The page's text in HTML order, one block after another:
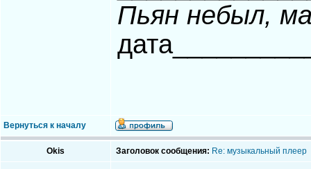
Пьян небыл,
Вернуться к началу
Okis Заголовок сообщения: Re: музыкальный плеер